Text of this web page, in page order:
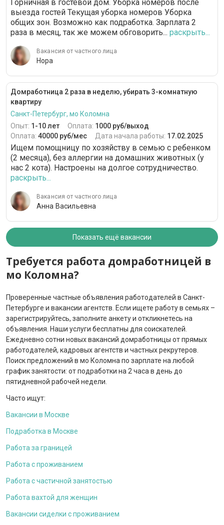
Горничная в гостевой дом. Уборка номеров после
выезда гостей Текущая уборка номеров Уборка
общих зон. Возможно как подработка. Зарплата 2
раза в месяц, так же можем обговорить... раскрыть...
Вакансия от частного лица
Нора
Домработница 2 раза в неделю, убирать 3-комнатную
квартиру
Санкт-Петербург, мо Коломна
Опыт: 1-10 лет Оплата: 1000 руб/выход
Оплата: 40000 руб/мес Дата начала работы: 17.02.2025
Ищем помощницу по хозяйству в семью с ребенком
(2 месяца), без аллергии на домашних животных (у
нас 2 кота). Настроены на долгое сотрудничество.
раскрыть...
Вакансия от частного лица
Анна Васильевна
Показать ещё вакансии
Требуется работа домработницей в
мо Коломна?
Проверенные частные объявления работодателей в Санкт-
Петербурге и вакансии агентств. Если ищете работу в семьях –
зарегистрируйтесь, заполните анкету и откликнетесь на
объявления. Наши услуги бесплатны для соискателей.
Ежедневно сотни новых вакансий домработницы от прямых
работодателей, кадровых агентств и частных рекрутеров.
Поиск предложений в мо Коломна по зарплате на любой
график занятости: от подработки на 2 часа в день до
пятидневной рабочей недели.
Часто ищут:
Вакансии в Москве
Подработка в Москве
Работа за границей
Работа с проживанием
Работа с частичной занятостью
Работа вахтой для женщин
Вакансии сиделки с проживанием